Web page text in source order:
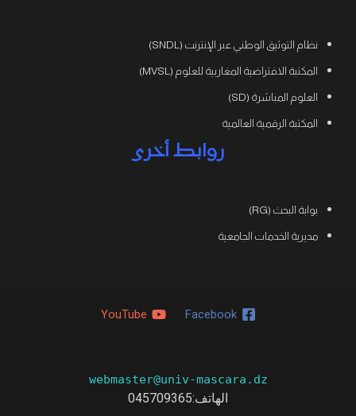
نظام التوثيق الوطني عبر الإنترنت (SNDL)
المكتبة الافتراضية المغاربية للعلوم (MVSL)
العلوم المباشرة (SD)
المكتبة الرقمية العالمية
روابط أخرى
بوابة البحث (RG)
مديرية الخدمات الجامعية
Facebook
YouTube
webmaster@univ-mascara.dz
الهاتف:045709365